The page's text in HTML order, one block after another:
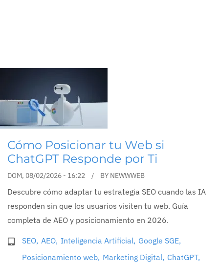
Cómo Posicionar tu Web si
ChatGPT Responde por Ti
DOM, 08/02/2026 - 16:22 BY NEWWWEB
Descubre cómo adaptar tu estrategia SEO cuando las IA
responden sin que los usuarios visiten tu web. Guía
completa de AEO y posicionamiento en 2026.
SEO AEO Inteligencia Artificial Google SGE
Posicionamiento web Marketing Digital ChatGPT